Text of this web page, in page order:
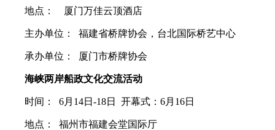
地点： 厦门万佳云顶酒店
主办单位： 福建省桥牌协会，台北国际桥艺中心
承办单位： 厦门市桥牌协会
海峡两岸船政文化交流活动
时间： 6月14日-18日 开幕式：6月16日
地点： 福州市福建会堂国际厅